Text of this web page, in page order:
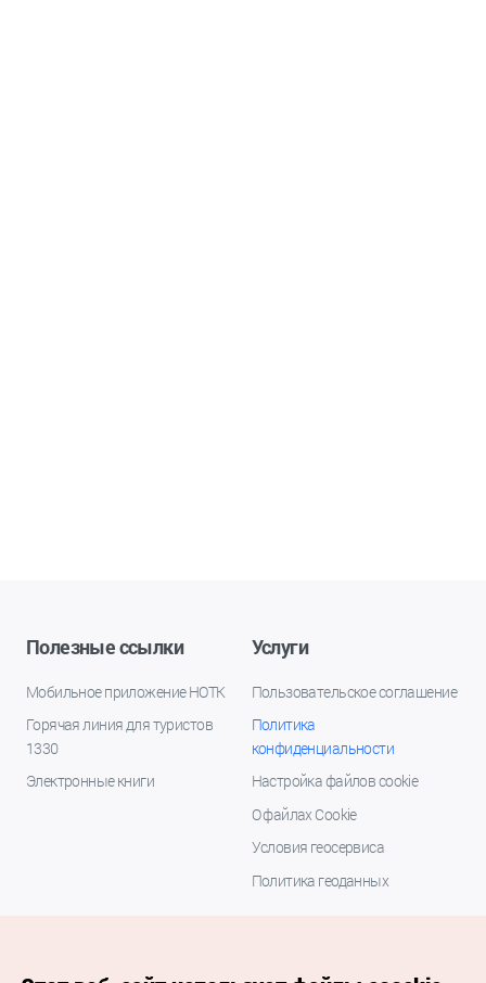
Полезные ссылки
Мобильное приложение НОТК
Горячая линия для туристов
1330
Электронные книги
Услуги
Пользовательское соглашение
Политика
конфиденциальности
Настройка файлов cookie
О файлах Cookie
Условия геосервиса
Политика геоданных